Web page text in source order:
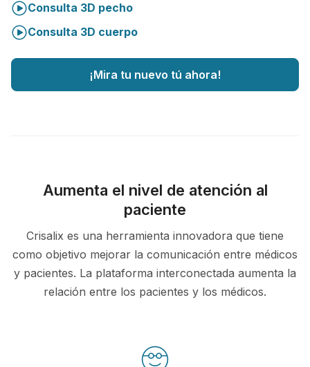
Consulta 3D pecho
Consulta 3D cuerpo
¡Mira tu nuevo tú ahora!
Aumenta el nivel de atención al
paciente
Crisalix es una herramienta innovadora que tiene
como objetivo mejorar la comunicación entre médicos
y pacientes. La plataforma interconectada aumenta la
relación entre los pacientes y los médicos.